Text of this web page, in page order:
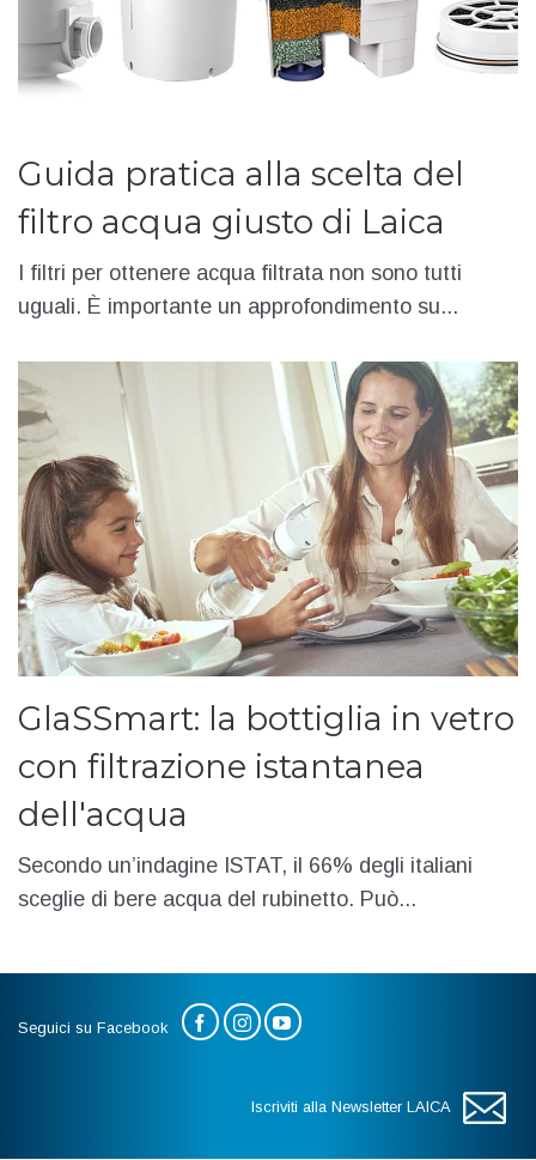
Guida pratica alla scelta del
filtro acqua giusto di Laica
I filtri per ottenere acqua filtrata non sono tutti
uguali. È importante un approfondimento su...
GlaSSmart: la bottiglia in vetro
con filtrazione istantanea
dell'acqua
Secondo un’indagine ISTAT, il 66% degli italiani
sceglie di bere acqua del rubinetto. Può...
Seguici su Facebook
Iscriviti alla Newsletter LAICA